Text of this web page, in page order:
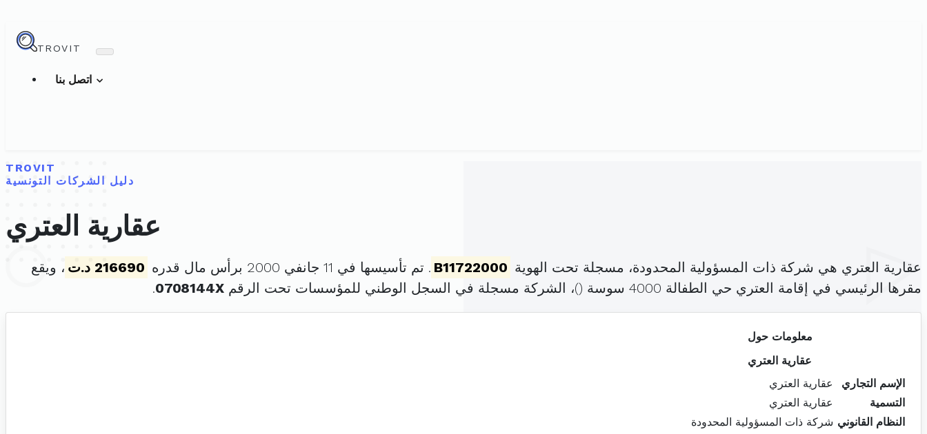
TROVIT
TROVIT
دليل الشركات التونسية
عقارية العتري
عقارية العتري هي شركة ذات المسؤولية المحدودة، مسجلة تحت الهوية B11722000 . تم تأسيسها في 11 جانفي 2000 برأس مال قدره 216690 د.ت
، ويقع
مقرها الرئيسي في إقامة العتري حي الطفالة 4000 سوسة (
)، الشركة مسجلة في السجل الوطني للمؤسسات تحت الرقم 0708144X
.
معلومات حول
عقارية العتري
الإسم التجاري
عقارية العتري
التسمية
عقارية العتري
النظام القانوني شركة ذات المسؤولية المحدودة